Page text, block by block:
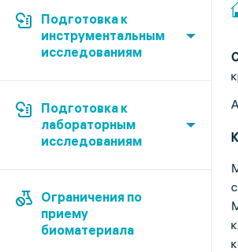
Подготовка к
инструментальным
исследованиям
Подготовка к
лабораторным
исследованиям
Ограничения по
приему
биоматериала